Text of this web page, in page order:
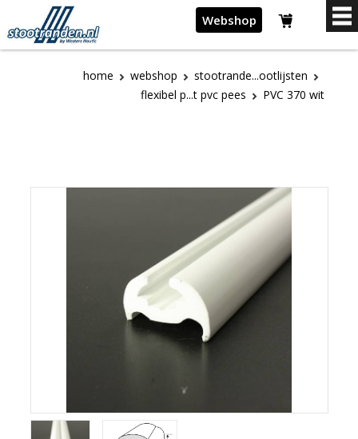
Webshop
home webshop
stootrande...ootlijsten
flexibel p...t pvc pees
PVC 370 wit